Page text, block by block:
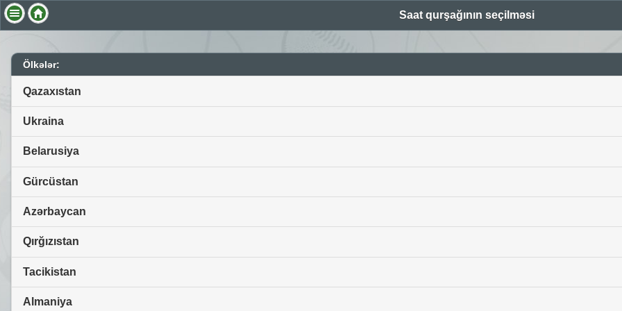
Saat qurşağının seçilməsi
Ölkələr:
Qazaxıstan
Ukraina
Belarusiya
Gürcüstan
Azərbaycan
Qırğızıstan
Tacikistan
Almaniya